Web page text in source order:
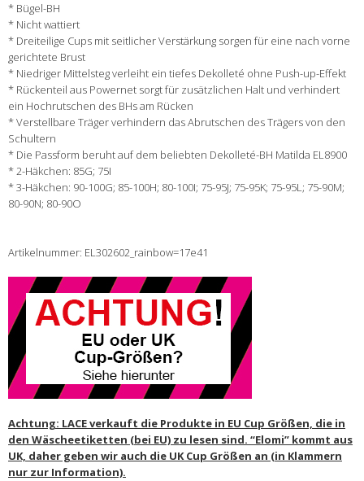
* Bügel-BH
* Nicht wattiert
* Dreiteilige Cups mit seitlicher Verstärkung sorgen für eine nach vorne
gerichtete Brust
* Niedriger Mittelsteg verleiht ein tiefes Dekolleté ohne Push-up-Effekt
* Rückenteil aus Powernet sorgt für zusätzlichen Halt und verhindert
ein Hochrutschen des BHs am Rücken
* Verstellbare Träger verhindern das Abrutschen des Trägers von den
Schultern
* Die Passform beruht auf dem beliebten Dekolleté-BH Matilda EL8900
* 2-Häkchen: 85G; 75I
* 3-Häkchen: 90-100G; 85-100H; 80-100I; 75-95J; 75-95K; 75-95L; 75-90M;
80-90N; 80-90O
Artikelnummer: EL302602_rainbow=17e41
Achtung: LACE verkauft die Produkte in EU Cup Größen, die in
den Wäscheetiketten (bei EU) zu lesen sind. “Elomi” kommt aus
UK, daher geben wir auch die UK Cup Größen an (in Klammern
nur zur Information).